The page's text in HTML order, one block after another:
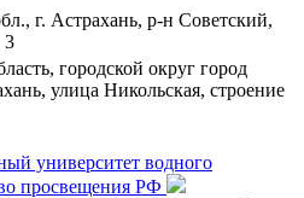
г. Астрахань, р-н Советский,
3
городской округ город
улица Никольская, строение
университет водного
просвещения РФ